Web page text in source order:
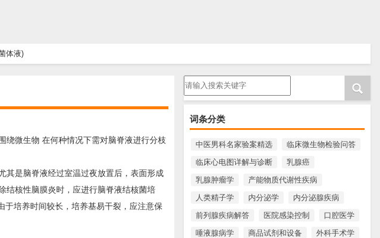
体液)
请输入搜索内容
词条分类
中医男科名家验案精选
临床微生物检验问答
临床心电图详解与诊断
乳腺癌
乳腺肿瘤学
产能物质代谢性疾病
人类精子学
内分泌学
内分泌腺疾病
前列腺疾病解答
医院感染控制
口腔医学
唾液腺病学
商品试剂和设备
外科手术学
绕微生物 在何种情况下需对脑脊液进行分枝
其是脑脊液经过室温过夜放置后，表面形成
结核性脑膜炎时，应进行脑脊液结核菌培
于培养时间较长，培养基易干裂，应注意保